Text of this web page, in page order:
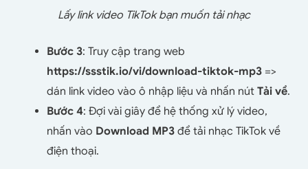
Lấy link video TikTok bạn muốn tải nhạc
Bước 3: Truy cập trang web
https://ssstik.io/vi/download-tiktok-mp3 =>
dán link video vào ô nhập liệu và nhấn nút Tải về.
Bước 4: Đợi vài giây để hệ thống xử lý video,
nhấn vào Download MP3 để tải nhạc TikTok về
điện thoại.